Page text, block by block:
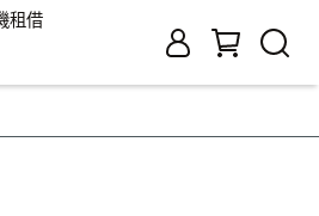
租借